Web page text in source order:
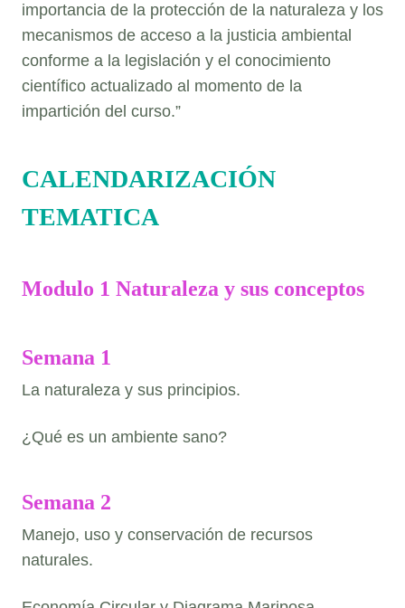
importancia de la protección de la naturaleza y los
mecanismos de acceso a la justicia ambiental
conforme a la legislación y el conocimiento
científico actualizado al momento de la
impartición del curso.”
CALENDARIZACIÓN
TEMATICA
Modulo 1 Naturaleza y sus conceptos
Semana 1
La naturaleza y sus principios.
¿Qué es un ambiente sano?
Semana 2
Manejo, uso y conservación de recursos
naturales.